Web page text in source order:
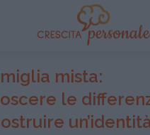
mista:
le